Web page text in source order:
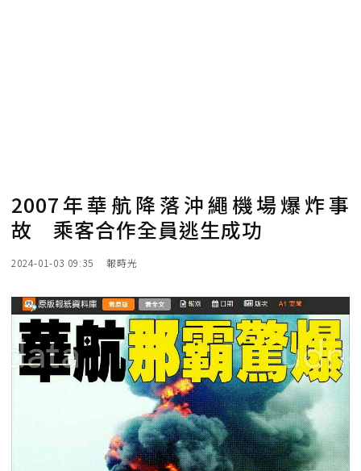
2007年華航降落沖繩機場爆炸事
故 乘客合作全員逃生成功
2024-01-03 09:35 報時光